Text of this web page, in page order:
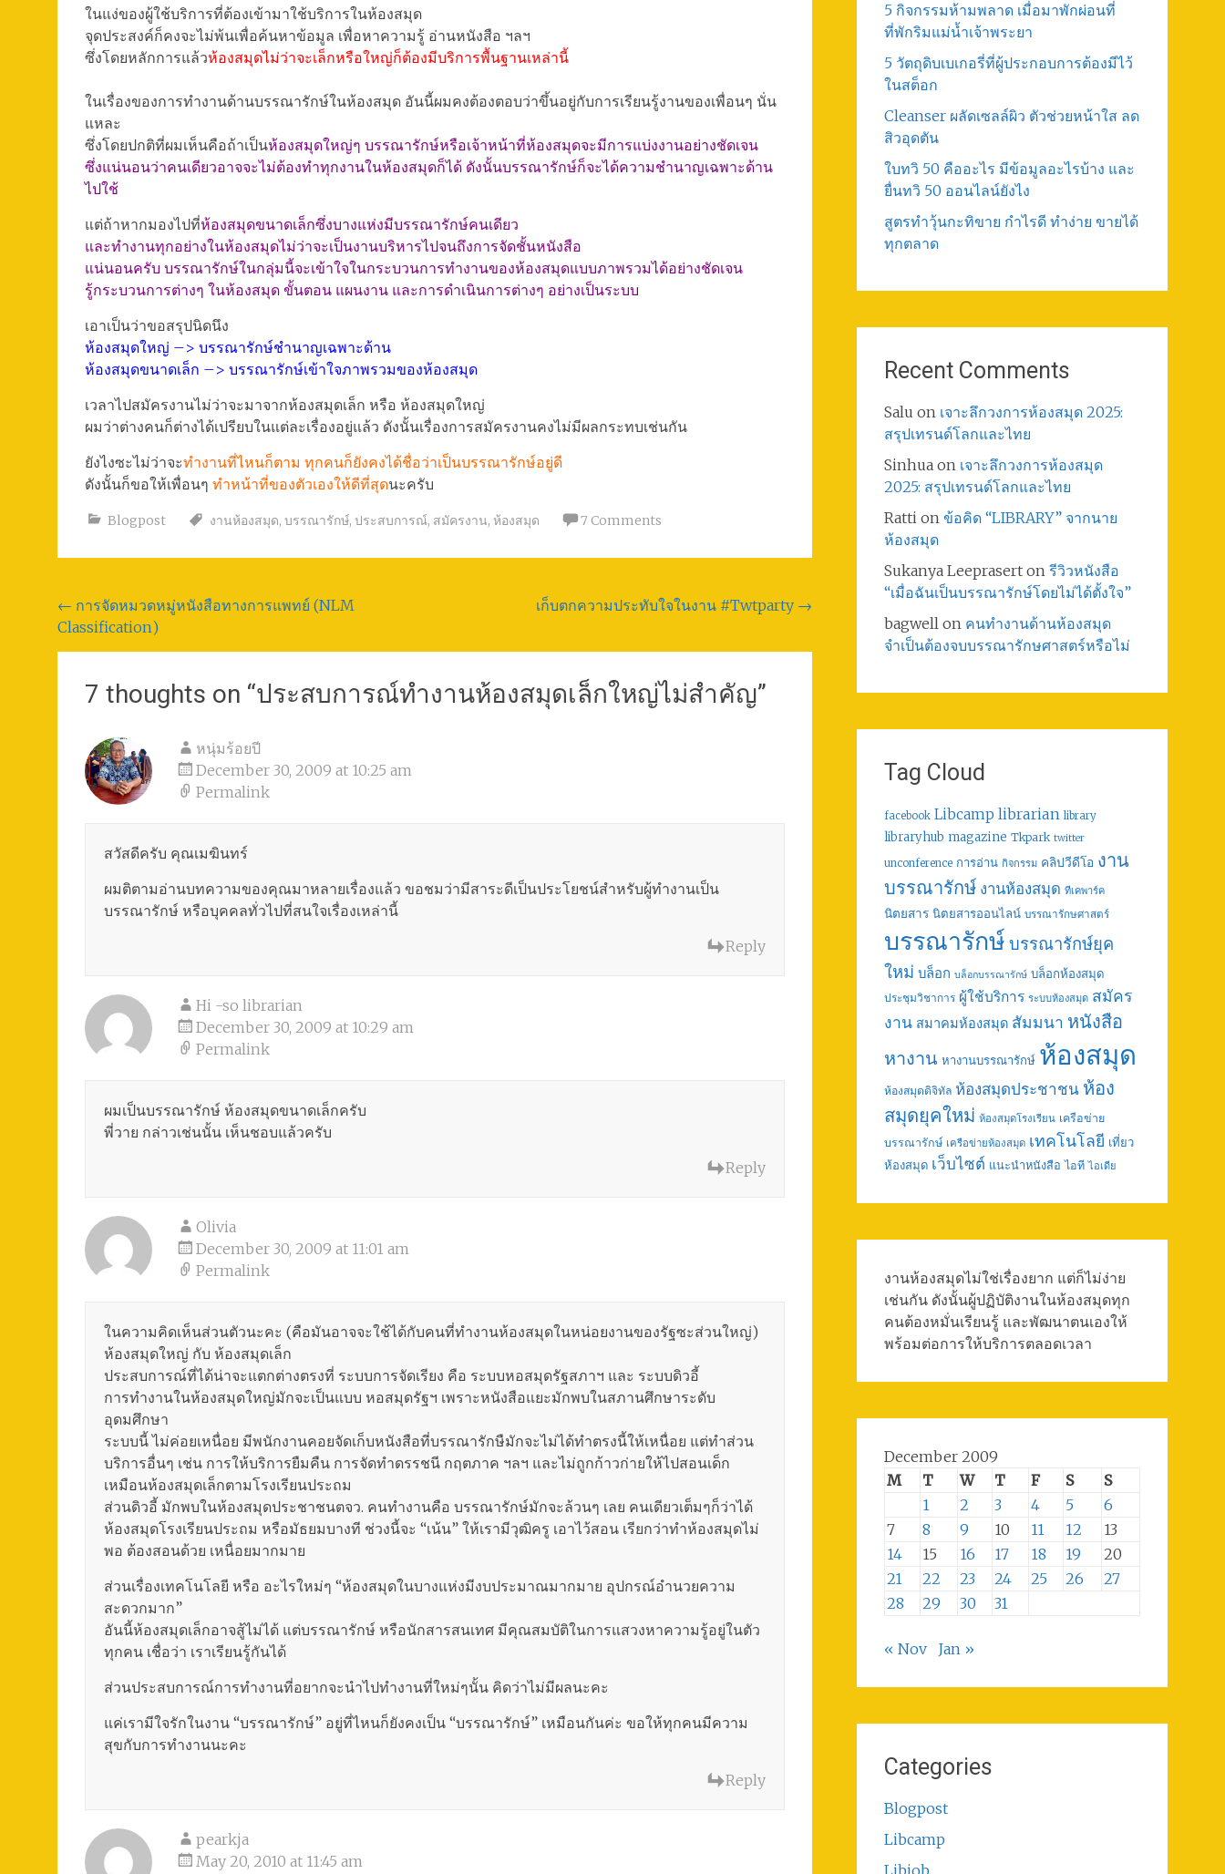
ในแง่ของผู้ใช้บริการที่ต้องเข้ามาใช้บริการในห้องสมุด
จุดประสงค์ก็คงจะไม่พ้นเพื่อค้นหาข้อมูล เพื่อหาความรู้ อ่านหนังสือ ฯลฯ
ซึ่งโดยหลักการแล้วห้องสมุดไม่ว่าจะเล็กหรือใหญ่ก็ต้องมีบริการพื้นฐานเหล่านี้
ในเรื่องของการทำงานด้านบรรณารักษ์ในห้องสมุด อันนี้ผมคงต้องตอบว่าขึ้นอยู่กับการเรียนรู้งานของเพื่อนๆ นั่น
แหละ
ซึ่งโดยปกติที่ผมเห็นคือถ้าเป็นห้องสมุดใหญ่ๆ บรรณารักษ์หรือเจ้าหน้าที่ห้องสมุดจะมีการแบ่งงานอย่างชัดเจน
ซึ่งแน่นอนว่าคนเดียวอาจจะไม่ต้องทำทุกงานในห้องสมุดก็ได้ ดังนั้นบรรณารักษ์ก็จะได้ความชำนาญเฉพาะด้าน
ไปใช้
แต่ถ้าหากมองไปที่ห้องสมุดขนาดเล็กซึ่งบางแห่งมีบรรณารักษ์คนเดียว
และทำงานทุกอย่างในห้องสมุดไม่ว่าจะเป็นงานบริหารไปจนถึงการจัดชั้นหนังสือ
แน่นอนครับ บรรณารักษ์ในกลุ่มนี้จะเข้าใจในกระบวนการทำงานของห้องสมุดแบบภาพรวมได้อย่างชัดเจน
รู้กระบวนการต่างๆ ในห้องสมุด ขั้นตอน แผนงาน และการดำเนินการต่างๆ อย่างเป็นระบบ
เอาเป็นว่าขอสรุปนิดนึง
ห้องสมุดใหญ่ –> บรรณารักษ์ชำนาญเฉพาะด้าน
ห้องสมุดขนาดเล็ก –> บรรณารักษ์เข้าใจภาพรวมของห้องสมุด
เวลาไปสมัครงานไม่ว่าจะมาจากห้องสมุดเล็ก หรือ ห้องสมุดใหญ่
ผมว่าต่างคนก็ต่างได้เปรียบในแต่ละเรื่องอยู่แล้ว ดังนั้นเรื่องการสมัครงานคงไม่มีผลกระทบเช่นกัน
ยังไงซะไม่ว่าจะทำงานที่ไหนก็ตาม ทุกคนก็ยังคงได้ชื่อว่าเป็นบรรณารักษ์อยู่ดี
ดังนั้นก็ขอให้เพื่อนๆ ทำหน้าที่ของตัวเองให้ดีที่สุดนะครับ
Blogpost งานห้องสมุด, บรรณารักษ์, ประสบการณ์, สมัครงาน, ห้องสมุด 7 Comments
Post
navigation
← การจัดหมวดหมู่หนังสือทางการแพทย์ (NLM
Classification)
เก็บตกความประทับใจในงาน #Twtparty →
7 thoughts on “ประสบการณ์ทำงานห้องสมุดเล็กใหญ่ไม่สำคัญ”
หนุ่มร้อยปี
December 30, 2009 at 10:25 am
Permalink
สวัสดีครับ คุณเมฆินทร์
ผมติตามอ่านบทความของคุณมาหลายเรื่องแล้ว ขอชมว่ามีสาระดีเป็นประโยชน์สำหรับผู้ทำงานเป็น
บรรณารักษ์ หรือบุคคลทั่วไปที่สนใจเรื่องเหล่านี้
Reply
Hi -so librarian
December 30, 2009 at 10:29 am
Permalink
ผมเป็นบรรณารักษ์ ห้องสมุดขนาดเล็กครับ
พี่วาย กล่าวเช่นนั้น เห็นชอบแล้วครับ
Reply
Olivia
December 30, 2009 at 11:01 am
Permalink
ในความคิดเห็นส่วนตัวนะคะ (คือมันอาจจะใช้ได้กับคนที่ทำงานห้องสมุดในหน่อยงานของรัฐซะส่วนใหญ่)
ห้องสมุดใหญ่ กับ ห้องสมุดเล็ก
ประสบการณ์ที่ได้น่าจะแตกต่างตรงที่ ระบบการจัดเรียง คือ ระบบหอสมุดรัฐสภาฯ และ ระบบดิวอี้
การทำงานในห้องสมุดใหญ่มักจะเป็นแบบ หอสมุดรัฐฯ เพราะหนังสือแยะมักพบในสภานศึกษาระดับ
อุดมศึกษา
ระบบนี้ ไม่ค่อยเหนื่อย มีพนักงานคอยจัดเก็บหนังสือที่บรรณารักษืมักจะไม่ได้ทำตรงนี้ให้เหนื่อย แต่ทำส่วน
บริการอื่นๆ เช่น การให้บริการยืมคืน การจัดทำดรรชนี กฤตภาค ฯลฯ และไม่ถูกก้าวก่ายให้ไปสอนเด็ก
เหมือนห้องสมุดเล็กตามโรงเรียนประถม
ส่วนดิวอี้ มักพบในห้องสมุดประชาชนตจว. คนทำงานคือ บรรณารักษ์มักจะล้วนๆ เลย คนเดียวเต็มๆก็ว่าได้
ห้องสมุดโรงเรียนประถม หรือมัธยมบางที ช่วงนี้จะ “เน้น” ให้เรามีวุฒิครู เอาไว้สอน เรียกว่าทำห้องสมุดไม่
พอ ต้องสอนด้วย เหนื่อยมากมาย
ส่วนเรื่องเทคโนโลยี หรือ อะไรใหม่ๆ “ห้องสมุดในบางแห่งมีงบประมาณมากมาย อุปกรณ์อำนวยความ
สะดวกมาก”
อันนี้ห้องสมุดเล็กอาจสู้ไม่ได้ แต่บรรณารักษ์ หรือนักสารสนเทศ มีคุณสมบัติในการแสวงหาความรู้อยู่ในตัว
ทุกคน เชื่อว่า เราเรียนรู้กันได้
ส่วนประสบการณ์การทำงานที่อยากจะนำไปทำงานที่ใหม่ๆนั้น คิดว่าไม่มีผลนะคะ
แค่เรามีใจรักในงาน “บรรณารักษ์” อยู่ที่ไหนก็ยังคงเป็น “บรรณารักษ์” เหมือนกันค่ะ ขอให้ทุกคนมีความ
สุขกับการทำงานนะคะ
Reply
pearkja
May 20, 2010 at 11:45 am
5 กิจกรรมห้ามพลาด เมื่อมาพักผ่อนที่
ที่พักริมแม่น้ำเจ้าพระยา
5 วัตถุดิบเบเกอรี่ที่ผู้ประกอบการต้องมีไว้
ในสต็อก
Cleanser ผลัดเซลล์ผิว ตัวช่วยหน้าใส ลด
สิวอุดตัน
ใบทวิ 50 คืออะไร มีข้อมูลอะไรบ้าง และ
ยื่นทวิ 50 ออนไลน์ยังไง
สูตรทําวุ้นกะทิขาย กำไรดี ทำง่าย ขายได้
ทุกตลาด
Recent Comments
Salu on เจาะลึกวงการห้องสมุด 2025:
สรุปเทรนด์โลกและไทย
Sinhuaon เจาะลึกวงการห้องสมุด
2025: สรุปเทรนด์โลกและไทย
Rattion ข้อคิด “LIBRARY” จากนาย
ห้องสมุด
Sukanya Leepraserton รีวิวหนังสือ
“เมื่อฉันเป็นบรรณารักษ์โดยไม่ได้ตั้งใจ”
bagwellon คนทำงานด้านห้องสมุด
จำเป็นต้องจบบรรณารักษศาสตร์หรือไม่
Tag Cloud
facebook Libcamp librarian library
libraryhub magazine Tkpark twitter
unconference การอ่าน กิจกรรม คลิปวีดีโอ งาน
บรรณารักษ์ งานห้องสมุด ทีเคพาร์ค
นิตยสาร นิตยสารออนไลน์ บรรณารักษศาสตร์
บรรณารักษ์ บรรณารักษ์ยุค
ใหม่ บล็อก บล็อกบรรณารักษ์ บล็อกห้องสมุด
ประชุมวิชาการ ผู้ใช้บริการ ระบบห้องสมุด สมัคร
งาน สมาคมห้องสมุด สัมมนา หนังสือ
หางาน หางานบรรณารักษ์ ห้องสมุด
ห้องสมุดดิจิทัล ห้องสมุดประชาชน ห้อง
สมุดยุคใหม่ ห้องสมุดโรงเรียน เครือข่าย
บรรณารักษ์ เครือข่ายห้องสมุด เทคโนโลยี เที่ยว
ห้องสมุด เว็บไซต์ แนะนำหนังสือ ไอที ไอเดีย
งานห้องสมุดไม่ใช่เรื่องยาก แต่ก็ไม่ง่าย
เช่นกัน ดังนั้นผู้ปฏิบัติงานในห้องสมุดทุก
คนต้องหมั่นเรียนรู้ และพัฒนาตนเองให้
พร้อมต่อการให้บริการตลอดเวลา
December 2009
M
T W T F S
S
1
2 3 4 5
6
7
8 9 10 11 12
13
14
15 16 17 18 19
20
21
22 23 24 25 26
27
28
29 30 31
« Nov Jan »
Categories
Blogpost
Libcamp
Libjob